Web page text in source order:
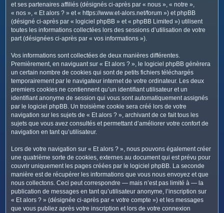
et ses partenaires affiliés (désignés ci-après par « nous », « notre »,
« nos », « Et alors ? » et « https://www.et-alors.net/forum ») et phpBB
(désigné ci-après par « logiciel phpBB » et « phpBB Limited ») utilisent
toutes les informations collectées lors des sessions d’utilisation de votre
part (désignées ci-après par « vos informations »).
Vos informations sont collectées de deux manières différentes.
Premièrement, en naviguant sur « Et alors ? », le logiciel phpBB génèrera
un certain nombre de cookies qui sont de petits fichiers téléchargés
temporairement par le navigateur internet de votre ordinateur. Les deux
premiers cookies ne contiennent qu’un identifiant utilisateur et un
identifiant anonyme de session qui vous sont automatiquement assignés
par le logiciel phpBB. Un troisième cookie sera créé lors de votre
navigation sur les sujets de « Et alors ? », archivant de ce fait tous les
sujets que vous avez consultés et permettant d’améliorer votre confort de
navigation en tant qu’utilisateur.
Lors de votre navigation sur « Et alors ? », nous pouvons également créer
une quatrième sorte de cookies, externes au document qui est prévu pour
couvrir uniquement les pages créées par le logiciel phpBB. La seconde
manière est de récupérer les informations que vous nous envoyez et que
nous collectons. Ceci peut correspondre — mais n’est pas limité à — la
publication de messages en tant qu’utilisateur anonyme, l’inscription sur
« Et alors ? » (désignée ci-après par « votre compte ») et les messages
que vous publiez après votre inscription et lors de votre connexion